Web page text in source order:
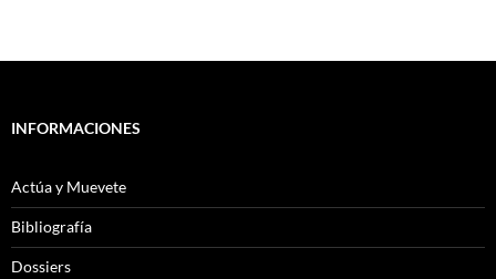
INFORMACIONES
Actúa y Muevete
Bibliografía
Dossiers